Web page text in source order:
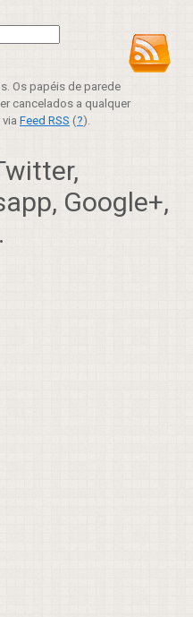
Os papéis de parede
cancelados a qualquer
Feed RSS (?).
Google+,